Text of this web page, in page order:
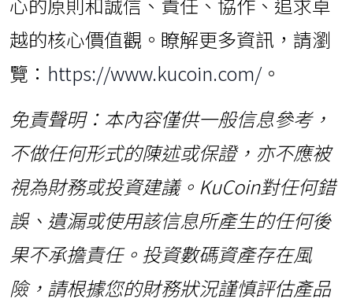
越的核心價值觀。瞭解更多資訊，請瀏
覽： https://www.kucoin.com/。
免責聲明：本內容僅供一般信息參考，
不做任何形式的陳述或保證，亦不應被
視為財務或投資建議。 KuCoin對任何錯
誤、遺漏或使用該信息所產生的任何後
果不承擔責任。投資數碼資產存在風
險，請根據您的財務狀況謹慎評估產品